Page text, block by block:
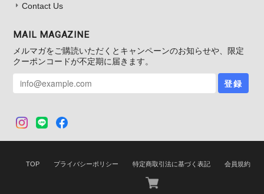
Contact Us
MAIL MAGAZINE
メルマガをご購読いただくとキャンペーンのお知らせや、限定
クーポンコードが不定期に届きます。
登録
TOP プライバシーポリシー 特定商取引法に基づく表記 会員規約